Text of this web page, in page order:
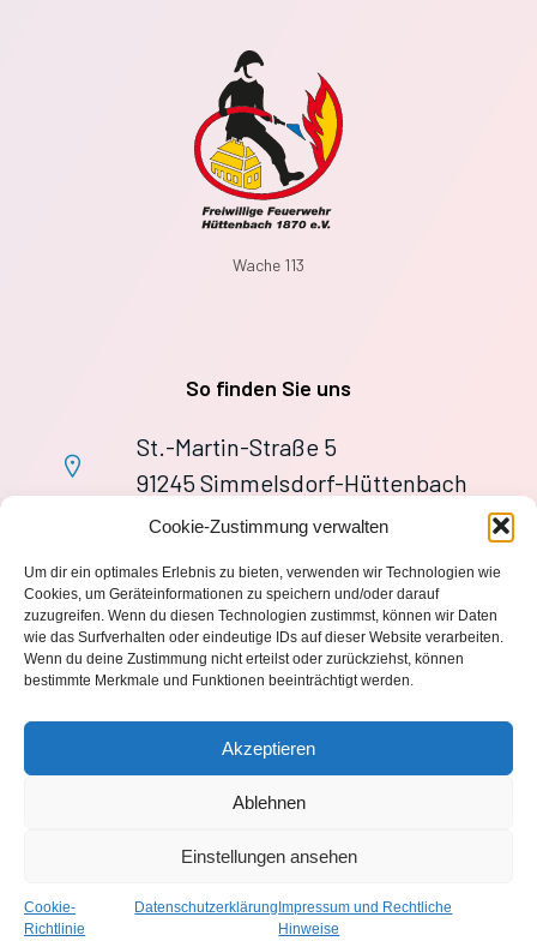
Cookie-Zustimmung verwalten
Um dir ein optimales Erlebnis zu bieten, verwenden wir Technologien wie
Cookies, um Geräteinformationen zu speichern und/oder darauf
zuzugreifen. Wenn du diesen Technologien zustimmst, können wir Daten
wie das Surfverhalten oder eindeutige IDs auf dieser Website verarbeiten.
Wenn du deine Zustimmung nicht erteilst oder zurückziehst, können
bestimmte Merkmale und Funktionen beeinträchtigt werden.
Akzeptieren
Ablehnen
Einstellungen ansehen
Cookie-
Richtlinie
Datenschutzerklärung Impressum und Rechtliche
Hinweise
Wache 113
So finden Sie uns
St.-Martin-Straße 5
91245 Simmelsdorf-Hüttenbach
+49 9155 9279727
wache113@ff-huettenbach.de
with
using WordPress andKubio